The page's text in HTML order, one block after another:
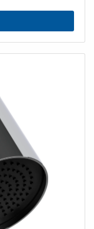
45° La
le haut / vers le
bars Massage
chromé